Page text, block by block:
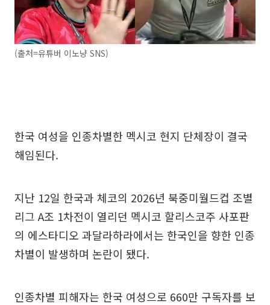
(출처=유튜버 이노냥 SNS)
한국 여성을 인종차별한 멕시코 현지 단체장이 결국
해임된다.
지난 12일 한국과 체코의 2026년 북중미월드컵 조별
리그 A조 1차전이 열리던 멕시코 할리스코주 사포판
의 에스타디오 과달라하라에서는 한국인을 향한 인종
차별이 발생하며 논란이 됐다.
인종차별 피해자는 한국 여성으로 660만 구독자를 보